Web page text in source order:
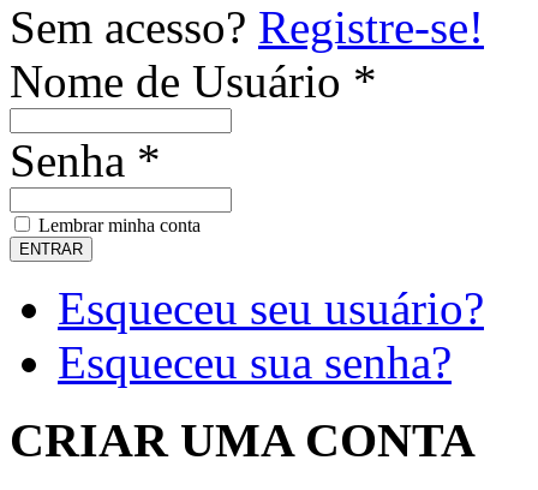
Sem acesso? Registre-se!
Nome de Usuário *
Senha *
Lembrar minha conta
Esqueceu seu usuário?
Esqueceu sua senha?
CRIAR UMA CONTA